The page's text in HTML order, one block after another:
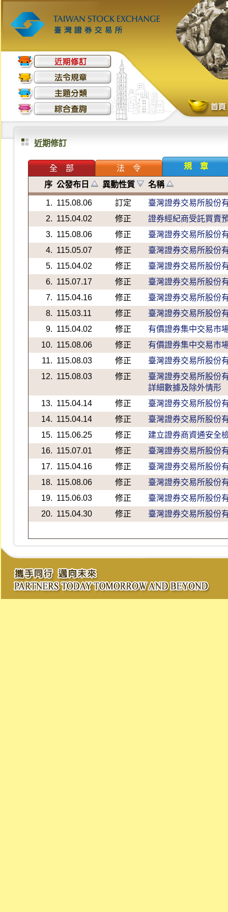
近期修訂
全 部 法 令 規 章
序 公發布日 異動性質 名稱
1. 115.08.06 訂定
臺灣證券交易所股份
2. 115.04.02 修正
證券經紀商受託買賣
3. 115.08.06 修正
臺灣證券交易所股份
4. 115.05.07 修正
臺灣證券交易所股份
5. 115.04.02 修正
臺灣證券交易所股份
6. 115.07.17 修正
臺灣證券交易所股份
7. 115.04.16 修正
臺灣證券交易所股份
8. 115.03.11 修正
臺灣證券交易所股份
9. 115.04.02 修正
有價證券集中交易市
10. 115.08.06 修正
有價證券集中交易市
11. 115.08.03 修正
臺灣證券交易所股份
12. 115.08.03 修正
臺灣證券交易所股份
詳細數據及除外情形
13. 115.04.14 修正
臺灣證券交易所股份
14. 115.04.14 修正
臺灣證券交易所股份
15. 115.06.25 修正
建立證券商資通安全
16. 115.07.01 修正
臺灣證券交易所股份
17. 115.04.16 修正
臺灣證券交易所股份
18. 115.08.06 修正
臺灣證券交易所股份
19. 115.06.03 修正
臺灣證券交易所股份
20. 115.04.30 修正 臺灣證券交易所股份